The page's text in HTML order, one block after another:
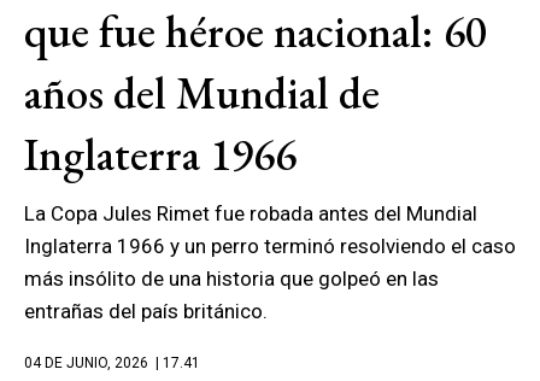
que fue héroe nacional: 60
años del Mundial de
Inglaterra 1966
La Copa Jules Rimet fue robada antes del Mundial
Inglaterra 1966 y un perro terminó resolviendo el caso
más insólito de una historia que golpeó en las
entrañas del país británico.
04 DE JUNIO, 2026 | 17.41